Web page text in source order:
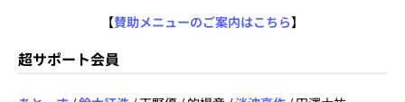
【賛助メニューのご案内はこちら】
超サポート会員